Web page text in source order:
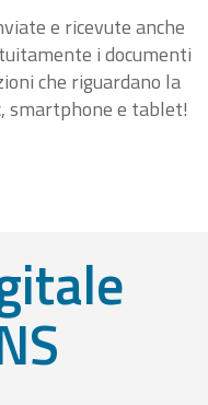
e ricevute anche
i documenti
che riguardano la
smartphone e tablet!